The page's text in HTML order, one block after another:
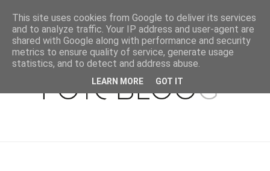
This site uses cookies from Google to deliver its services
and to analyze traffic. Your IP address and user-agent are
shared with Google along with performance and security
metrics to ensure quality of service, generate usage
statistics, and to detect and address abuse.
LEARN MORE GOT IT